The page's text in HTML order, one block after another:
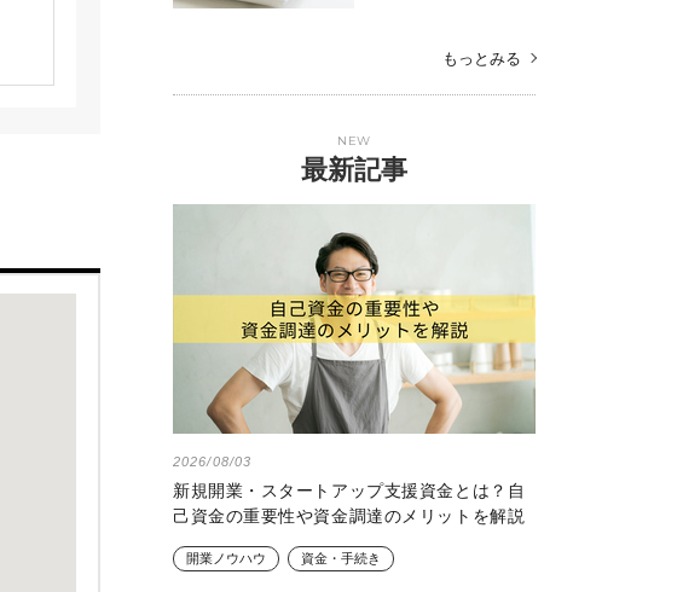
もっとみる
NEW
最新記事
2026/08/03
新規開業・スタートアップ支援資金とは？自
己資金の重要性や資金調達のメリットを解説
開業ノウハウ 資金・手続き